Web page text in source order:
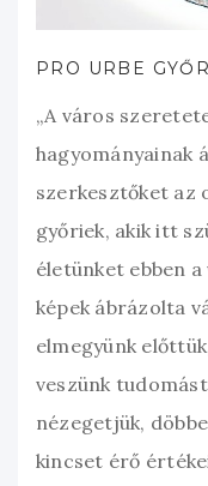
PRO URBE
„A város
hagyományainak
szerkesztőket az
győriek, akik itt
életünket ebben
képek ábrázolta
elmegyünk
veszünk
nézegetjük,
kincset érő